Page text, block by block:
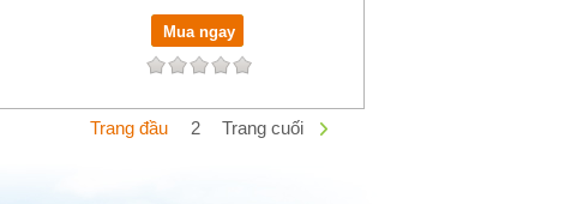
Mua ngay
Trang đầu 2 Trang cuối